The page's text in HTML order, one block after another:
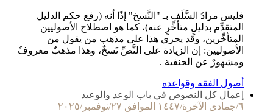
فليس مرادُ السَّلَفِ بـ "النَّسخ" إذًا أنه (رفع حكم الدليل
المتقدِّم بدليلٍ متأخِّرٍ عنه)، كما هو اصطلاح الأصوليين
المتأخِّرين، وقد يجري هذا على مذهب من يقول من
الأصوليين: إن الزيادة على النَّصِّ نَسخٌ، وهذا مذهبٌ معروفٌ
ومشهورٌ عن الحنفية .
أصول الفقه وقواعده
إعمال كل النصوص في باب الوعد والوعيد
٦/جمادى الآخرة/١٤٤٧ الموافق ٢٧/نوفمبر/٢٠٢٥